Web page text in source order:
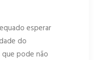
esperar
do
pode não